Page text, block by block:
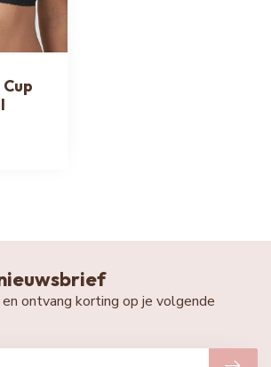
ontvang korting op je volgende